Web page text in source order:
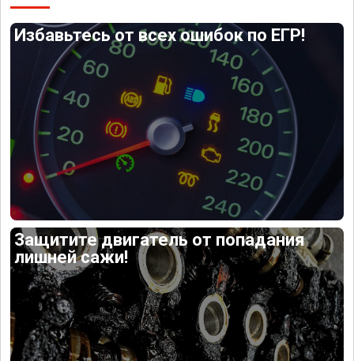
Избавьтесь от всех ошибок по ЕГР!
Защитите двигатель от попадания
лишней сажи!